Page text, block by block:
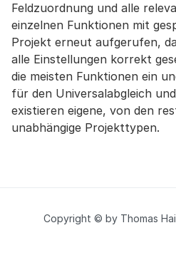
Feldzuordnung und alle
einzelnen Funktionen mit
Projekt erneut aufgerufen,
alle Einstellungen korrekt
die meisten Funktionen ein
für den Universalabgleich
existieren eigene, von den
unabhängige Projekttypen.
Copyright © by Thomas